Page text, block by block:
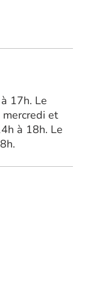
17h. Le
et
à 18h. Le